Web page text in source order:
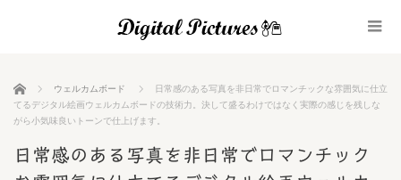
ホーム ウェルカムボード
日常感のある写真を非日常でロマンチックな雰囲気に仕立
てるデジタル絵画ウェルカムボードの技術力。決して盛るわけではなく実際の感じを残しな
がら小気味良いトーンで仕上げます。
日常感のある写真を非日常でロマンチック